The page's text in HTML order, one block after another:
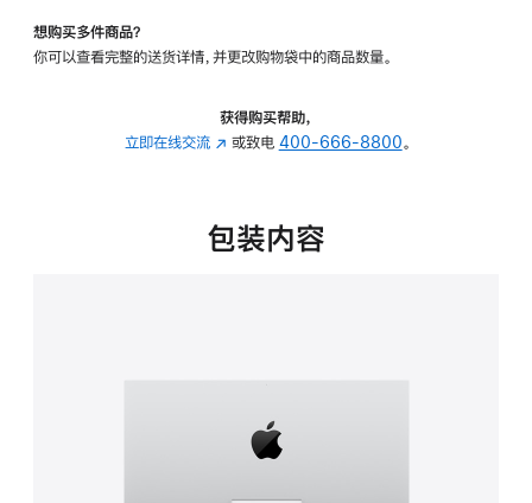
想购买多件商品？
你可以查看完整的送货详情，并更改购物袋中的商品数量。
获得购买帮助，
立即在线交流 (在
中
或致电 400-666-8800。
包装内容